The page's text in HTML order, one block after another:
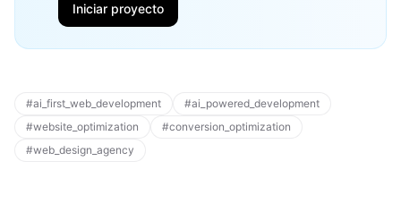
Iniciar proyecto
#ai_first_web_development #ai_powered_development
#website_optimization #conversion_optimization
#web_design_agency